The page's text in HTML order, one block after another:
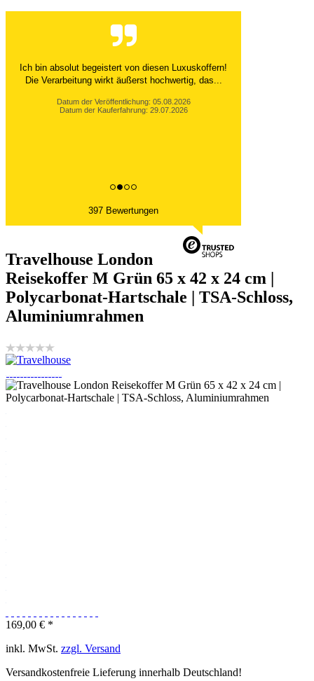
Ich bin absolut begeistert von diesen Luxuskoffern!
Die Verarbeitung wirkt äußerst hochwertig, das...
Datum der Veröffentlichung: 05.08.2026
Datum der Kauferfahrung: 29.07.2026
397 Bewertungen
Travelhouse London
Reisekoffer M Grün 65 x 42 x 24 cm |
Polycarbonat-Hartschale | TSA-Schloss,
Aluminiumrahmen
169,00 € *
inkl. MwSt. zzgl. Versand
Versandkostenfreie Lieferung innerhalb Deutschland!